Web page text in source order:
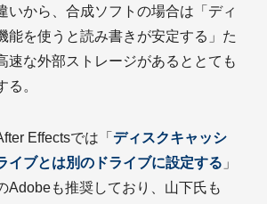
いから、合成ソフトの場合は「ディ
能を使うと読み書きが安定する」た
速な外部ストレージがあるととても
る。
Effectsでは「 ディスクキャッシ
イブとは別のドライブに設定する 」
Adobeも推奨しており、山下氏も